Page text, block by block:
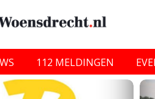
112 MELDINGEN